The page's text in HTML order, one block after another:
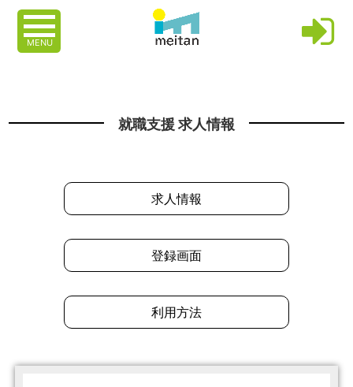
MENU
就職支援 求人情報
求人情報
登録画面
利用方法